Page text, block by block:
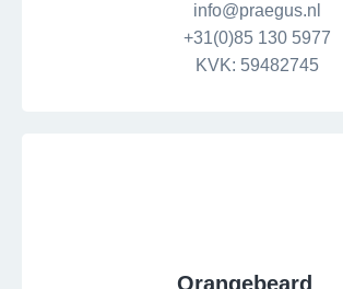
info@praegus.nl
+31(0)85 130 5977
KVK: 59482745
Orangebeard